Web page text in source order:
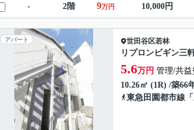
-
2階 9万円 10,000円
アパート 世田谷区若林
リプロンビギン三
5.6万円 管理/共益
10.26㎡ (1R) /築66
東急田園都市線 「